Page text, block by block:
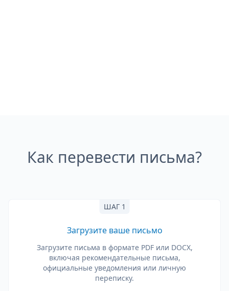
Как перевести письма?
ШАГ 1
Загрузите ваше письмо
Загрузите письма в формате PDF или DOCX,
включая рекомендательные письма,
официальные уведомления или личную
переписку.